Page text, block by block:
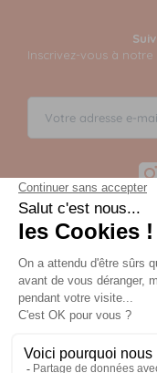
Inscrivez-vous à
Paiement
Paiement 100%